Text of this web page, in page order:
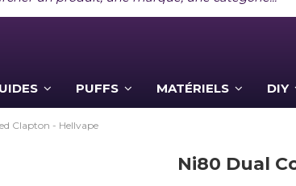
PUFFS MATÉRIELS DIY
Clapton - Hellvape
Ni80 Dual